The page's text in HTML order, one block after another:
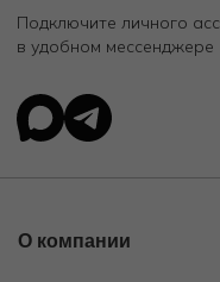
Подключите личного
в удобном мессенджере
О компании